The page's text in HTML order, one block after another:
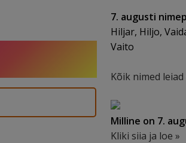
7. augusti
Hiljar, Hiljo,
Vaito
Kõik nimed leiad
Milline on 7.
Kliki siia ja loe »